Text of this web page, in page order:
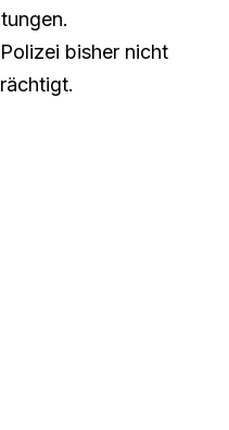
bisher nicht